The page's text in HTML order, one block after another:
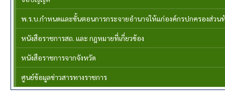
พ.ร.บ.กำหนดและขั้นตอนการกระจายอำนาจให้แก่องค์กรปกครองส่ว
หนังสือราชการสถ. และ กฎหมายที่เกี่ยวข้อง
หนังสือราชการจากจังหวัด
ศูนย์ข้อมูลข่าวสารทางราชการ